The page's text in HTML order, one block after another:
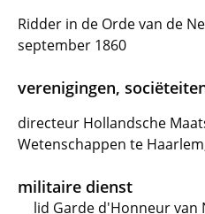
Ridder in de Orde van de
september 1860
verenigingen,
directeur Hollandsche
Wetenschappen te
militaire dienst
lid Garde d'Honneur van